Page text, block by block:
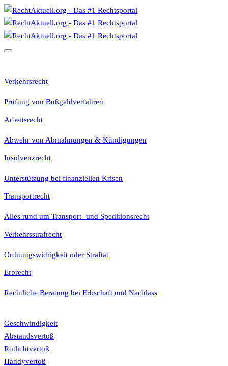
Verkehrsrecht
Prüfung von Bußgeldverfahren
Arbeitsrecht
Abwehr von Abmahnungen & Kündigungen
Insolvenzrecht
Unterstützung bei finanziellen Krisen
Transportrecht
Alles rund um Transport- und Speditionsrecht
Verkehrsstrafrecht
Ordnungswidrigkeit oder Straftat
Erbrecht
Rechtliche Beratung bei Erbschaft und Nachlass
Geschwindigkeit
Abstandsvertoß
Rotlichtvertoß
Handyvertoß